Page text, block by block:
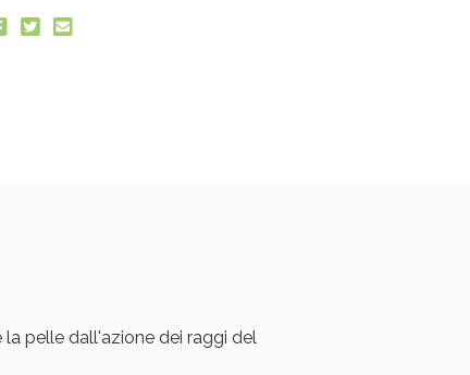
la pelle dall'azione dei raggi del